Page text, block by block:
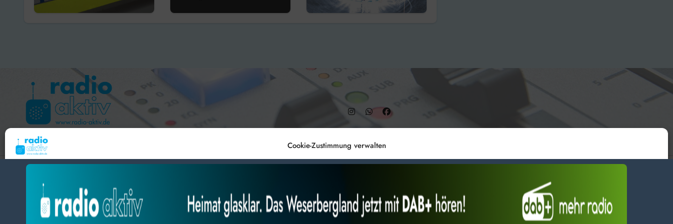
Cookie-Zustimmung verwalten
zustimmst, können wir Daten wie das Surfverhalten oder eindeutige IDs auf dieser Website
verarbeiten. Wenn du deine Zustimmung nicht erteilst oder zurückziehst, können bestimmte Merkmale
und Funktionen beeinträchtigt werden.
Softairwaffe
in Esperde
Maschinenfabrik
Hameln 99.3 – Bad Pyrmont 94.8 – Bad Münder 107.2 – DAB+ 9C
BlogDatabyThemeansar.